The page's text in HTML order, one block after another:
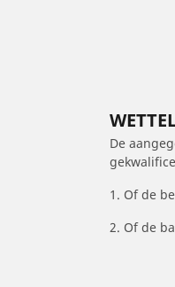
De
1. Of de
2. Of de